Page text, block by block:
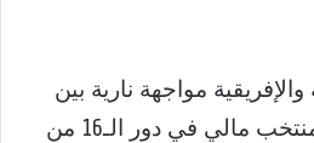
مواجهة نارية بين
منتخب تونس ونظيره منتخب مالي في دور الـ16 من